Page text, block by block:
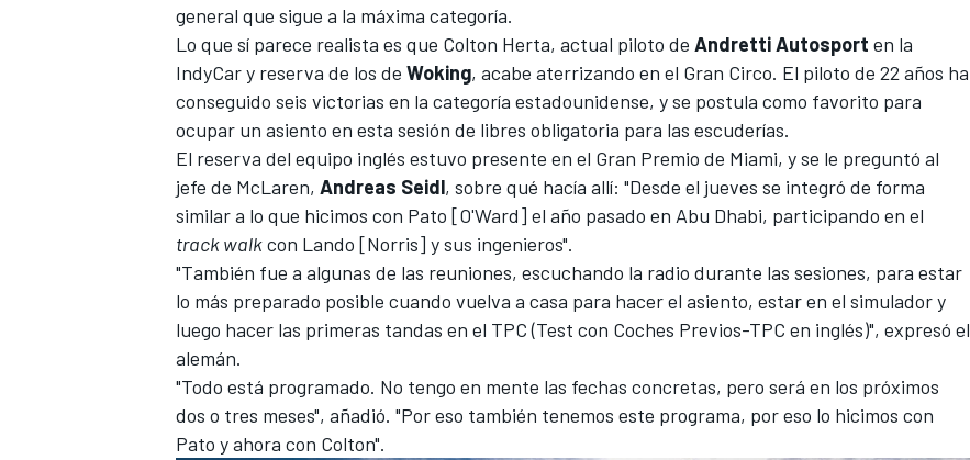
MÁS CATEGORÍAS
general que sigue a la máxima categoría.
Lo que sí parece realista es que Colton Herta, actual piloto de Andretti Autosport en la
IndyCary reserva de los de Woking, acabe aterrizando en el Gran Circo. El piloto de 22 años ha
conseguido seis victorias en la categoría estadounidense, y se postula como favorito para
ocupar un asiento en esta sesión de libres obligatoria para las escuderías.
El reserva del equipo inglés estuvo presente en el Gran Premio de Miami, y se le preguntó al
jefe de McLaren, Andreas Seidl, sobre qué hacía allí: "Desde el jueves se integró de forma
similar a lo que hicimos con Pato [O'Ward] el año pasado en Abu Dhabi, participando en el
track walkcon Lando [Norris] y sus ingenieros".
"También fue a algunas de las reuniones, escuchando la radio durante las sesiones, para estar
lo más preparado posible cuando vuelva a casa para hacer el asiento, estar en el simulador y
luego hacer las primeras tandas en el TPC (Test con Coches Previos-TPC en inglés)", expresó el
alemán.
"Todo está programado. No tengo en mente las fechas concretas, pero será en los próximos
dos o tres meses", añadió. "Por eso también tenemos este programa, por eso lo hicimos con
Pato y ahora con Colton".